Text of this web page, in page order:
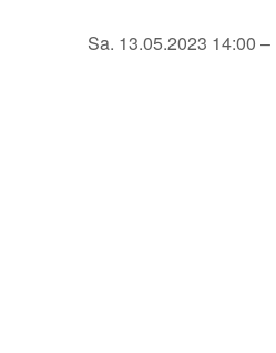
Sa. 13.05.2023 14:00